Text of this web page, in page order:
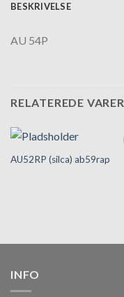
BESKRIVELSE
AU 54P
RELATEREDE VARER
AU52RP (silca) ab59rap
INFO